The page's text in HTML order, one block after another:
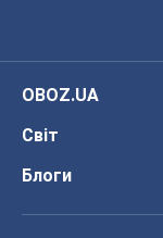
OBOZ.UA
Світ
Блоги